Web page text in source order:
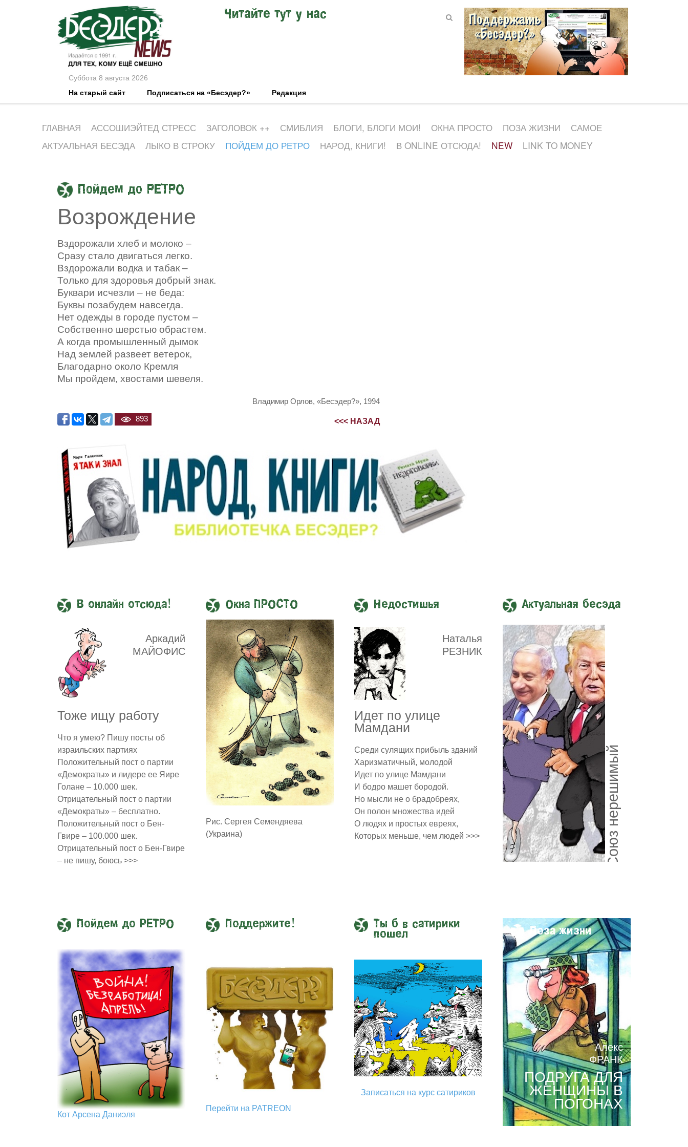
Суббота 8 августа 2026
Читайте тут у нас
На старый сайт Подписаться на «Бесэдер?» Редакция
ГЛАВНАЯ АССОШИЭЙТЕД СТРЕСС ЗАГОЛОВОК ++ СМИБЛИЯ БЛОГИ, БЛОГИ МОИ! ОКНА ПРОСТО ПОЗА ЖИЗНИ
САМОЕ
АКТУАЛЬНАЯ БЕСЭДА
ЛЫКО В СТРОКУ ПОЙДЕМ ДО РЕТРО НАРОД, КНИГИ! В ONLINE ОТСЮДА! NEW LINK TO MONEY
Пойдем до РЕТРО
Возрождение
Вздорожали хлеб и молоко –
Сразу стало двигаться легко.
Вздорожали водка и табак –
Только для здоровья добрый знак.
Буквари исчезли – не беда:
Буквы позабудем навсегда.
Нет одежды в городе пустом –
Собственно шерстью обрастем.
А когда промышленный дымок
Над землей развеет ветерок,
Благодарно около Кремля
Мы пройдем, хвостами шевеля.
Владимир Орлов, «Бесэдер?», 1994
893 <<< НАЗАД
В онлайн отсюда!
Аркадий
МАЙОФИС
Тоже ищу работу
Что я умею? Пишу посты об
израильских партиях
Положительный пост о партии
«Демократы» и лидере ее Яире
Голане – 10.000 шек.
Отрицательный пост о партии
«Демократы» – бесплатно.
Положительный пост о Бен-
Гвире – 100.000 шек.
Отрицательный пост о Бен-Гвире
– не пишу, боюсь >>>
Окна ПРОСТО
Рис. Сергея Семендяева
(Украина)
Недостишья
Наталья
РЕЗНИК
Идет по улице
Мамдани
Среди сулящих прибыль зданий
Харизматичный, молодой
Идет по улице Мамдани
И бодро машет бородой.
Но мысли не о брадобреях,
Он полон множества идей
О людях и простых евреях,
Которых меньше, чем людей >>>
Актуальная бесэда
Союз нерешимый
Пойдем до РЕТРО
Кот Арcена Даниэля
Поддержите!
Перейти на PATREON
Ты б в сатирики
пошел
Записаться на курс сатириков
Поза жизни
Алекс
ФРАНК
ПОДРУГА ДЛЯ
ЖЕНЩИНЫ В
ПОГОНАХ